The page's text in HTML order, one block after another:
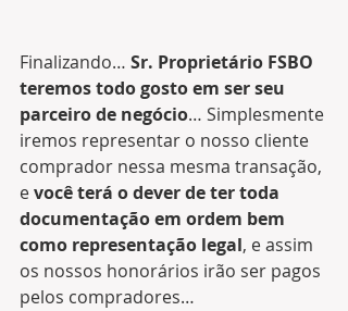
Finalizando… Sr. Proprietário FSBO
teremos todo gosto em ser seu
parceiro de negócio… Simplesmente
iremos representar o nosso cliente
comprador nessa mesma transação,
e você terá o dever de ter toda
documentação em ordem bem
como representação legal, e assim
os nossos honorários irão ser pagos
pelos compradores…